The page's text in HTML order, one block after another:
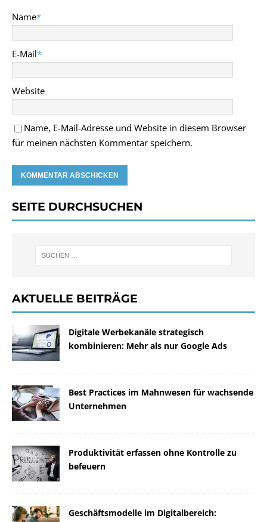
Name*
E-Mail*
Website
Name, E-Mail-Adresse und Website in diesem Browser
für meinen nächsten Kommentar speichern.
SEITE DURCHSUCHEN
AKTUELLE BEITRÄGE
Digitale Werbekanäle strategisch
kombinieren: Mehr als nur Google Ads
Best Practices im Mahnwesen für wachsende
Unternehmen
Produktivität erfassen ohne Kontrolle zu
befeuern
Geschäftsmodelle im Digitalbereich: